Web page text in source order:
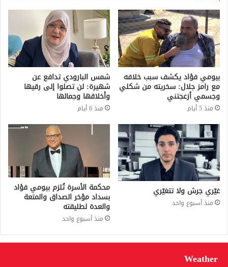
بيومي فؤاد يكشف سبب خلافه
مع رامز جلال: سخريته من شكلي
وجسمي أزعجتني
منذ 5 أيام
شمس البارودي تدافع عن
شهيرة: لن تصلوا إلى رقيها
وأخلاقها وجمالها
منذ 6 أيام
غيّري جرش ولا تتغيّري
منذ أسبوع واحد
محكمة الأسرة تُلزم بيومي فؤاد
بسداد مؤخر الصداق والمتعة
والعدة لطليقته
منذ أسبوع واحد
Weather